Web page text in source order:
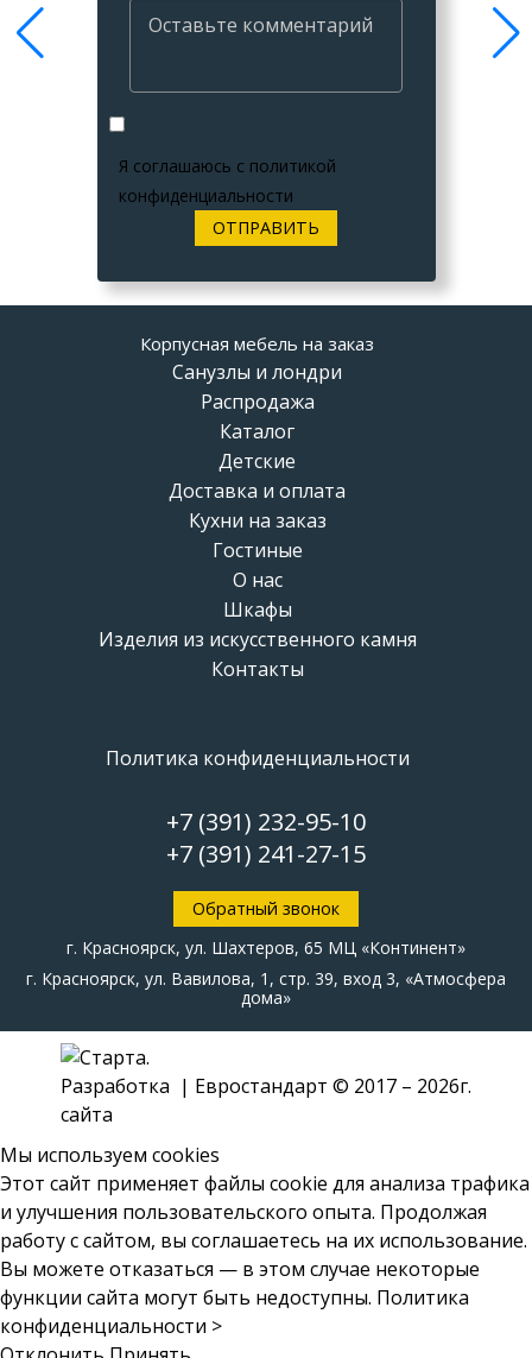
Я соглашаюсь с политикой
конфиденциальности
Корпусная мебель на заказ
Санузлы и лондри
Распродажа
Каталог
Детские
Доставка и оплата
Кухни на заказ
Гостиные
О нас
Шкафы
Изделия из искусственного камня
Контакты
Политика конфиденциальности
+7 (391) 232-95-10
+7 (391) 241-27-15
Обратный звонок
г. Красноярск, ул. Шахтеров, 65 МЦ «Континент»
г. Красноярск, ул. Вавилова, 1, стр. 39, вход 3, «Атмосфера
дома»
| Евростандарт © 2017 – 2026г.
Мы используем cookies
Этот сайт применяет файлы cookie для анализа трафика
и улучшения пользовательского опыта. Продолжая
работу с сайтом, вы соглашаетесь на их использование.
Вы можете отказаться — в этом случае некоторые
функции сайта могут быть недоступны. Политика
конфиденциальности >